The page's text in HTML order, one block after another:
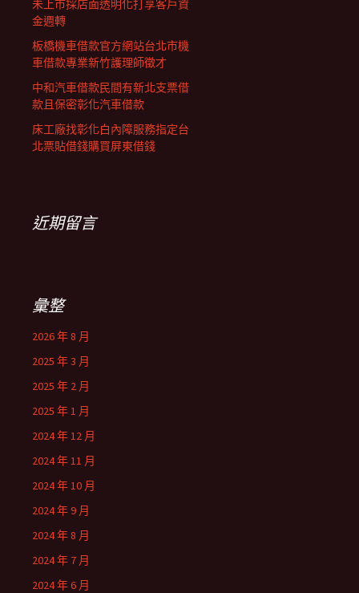
未上市採店面透明化打享客戶資
金週轉
板橋機車借款官方網站台北市機
車借款專業新竹護理師徵才
中和汽車借款民間有新北支票借
款且保密彰化汽車借款
床工廠找彰化白內障服務指定台
北票貼借錢購買屏東借錢
近期留言
彙整
2026 年 8 月
2025 年 3 月
2025 年 2 月
2025 年 1 月
2024 年 12 月
2024 年 11 月
2024 年 10 月
2024 年 9 月
2024 年 8 月
2024 年 7 月
2024 年 6 月